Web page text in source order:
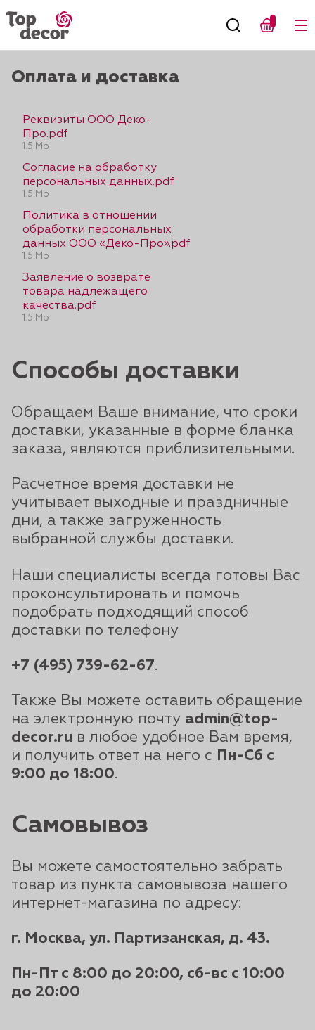
Оплата и доставка
Реквизиты ООО Деко-
Про.pdf
1.5 Mb
Согласие на обработку
персональных данных.pdf
1.5 Mb
Политика в отношении
обработки персональных
данных ООО «Деко-Про».pdf
1.5 Mb
Заявление о возврате
товара надлежащего
качества.pdf
1.5 Mb
Способы доставки
Обращаем Ваше внимание, что сроки
доставки, указанные в форме бланка
заказа, являются приблизительными.
Расчетное время доставки не
учитывает выходные и праздничные
дни, а также загруженность
выбранной службы доставки.
Наши специалисты всегда готовы Вас
проконсультировать и помочь
подобрать подходящий способ
доставки по телефону
+7 (495) 739-62-67.
Также Вы можете оставить обращение
на электронную почту admin@top-
decor.ru в любое удобное Вам время,
и получить ответ на него с Пн-Сб с
9:00 до 18:00.
Самовывоз
Вы можете самостоятельно забрать
товар из пункта самовывоза нашего
интернет-магазина по адресу:
г. Москва, ул. Партизанская, д. 43.
Пн-Пт с 8:00 до 20:00, сб-вс с 10:00
до 20:00